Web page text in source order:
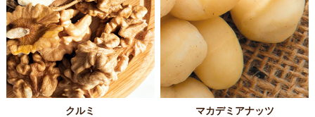
クルミ マカデミアナッツ